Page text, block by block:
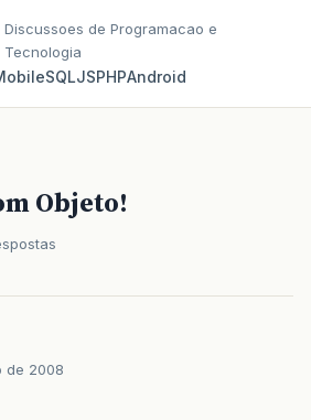
Discussoes de Programacao e
Tecnologia
SQLJSPHPAndroid
Objeto!
de 2008